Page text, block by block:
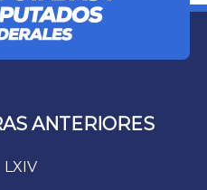
ANTERIORES
LXIV